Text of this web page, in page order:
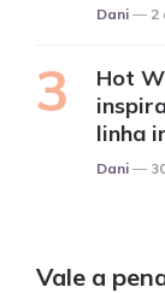
Posted
Dani 2
Hot
linha
Posted
Dani
Vale a